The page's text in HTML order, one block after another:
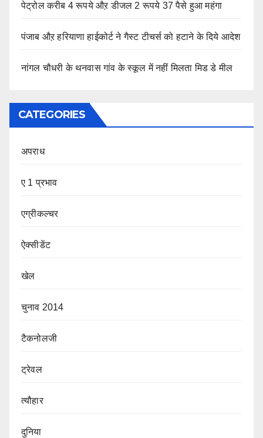
पेट्रोल करीब 4 रूपये औऱ डीजल 2 रूपये 37 पैसे हुआ महंगा
पंजाब औऱ हरियाणा हाईकोर्ट ने गैस्ट टीचर्स को हटाने के दिये आदेश
नांगल चौधरी के थनवास गांव के स्कूल में नहीं मिलता मिड डे मील
CATEGORIES
अपराध
ए 1 प्रभाव
एग्रीकल्चर
ऐक्सीडेंट
खेल
चुनाव 2014
टैकनोलजी
ट्रेवल
त्यौहार
दुनिया